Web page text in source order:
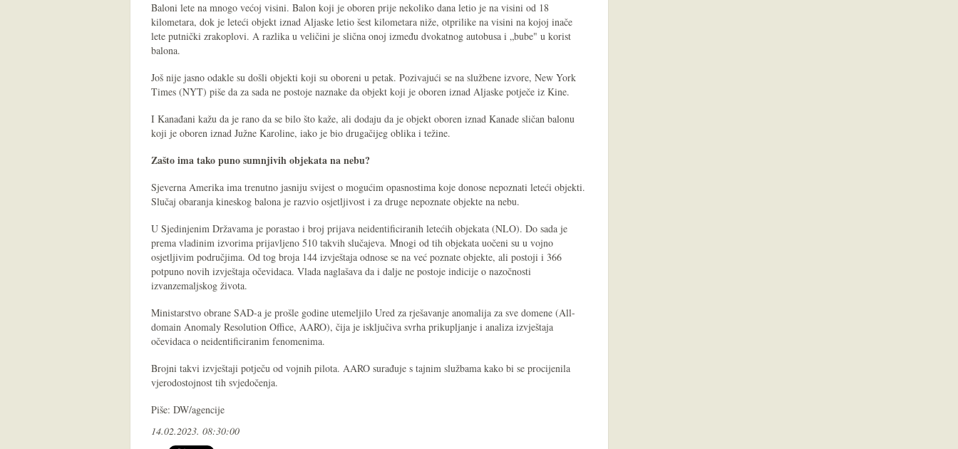
Baloni lete na mnogo većoj visini. Balon koji je oboren prije nekoliko dana letio je na visini od 18
kilometara, dok je leteći objekt iznad Aljaske letio šest kilometara niže, otprilike na visini na kojoj inače
lete putnički zrakoplovi. A razlika u veličini je slična onoj između dvokatnog autobusa i „bube" u korist
balona.
Još nije jasno odakle su došli objekti koji su oboreni u petak. Pozivajući se na službene izvore, New York
Times (NYT) piše da za sada ne postoje naznake da objekt koji je oboren iznad Aljaske potječe iz Kine.
I Kanađani kažu da je rano da se bilo što kaže, ali dodaju da je objekt oboren iznad Kanade sličan balonu
koji je oboren iznad Južne Karoline, iako je bio drugačijeg oblika i težine.
Zašto ima tako puno sumnjivih objekata na nebu?
Sjeverna Amerika ima trenutno jasniju svijest o mogućim opasnostima koje donose nepoznati leteći objekti.
Slučaj obaranja kineskog balona je razvio osjetljivost i za druge nepoznate objekte na nebu.
U Sjedinjenim Državama je porastao i broj prijava neidentificiranih letećih objekata (NLO). Do sada je
prema vladinim izvorima prijavljeno 510 takvih slučajeva. Mnogi od tih objekata uočeni su u vojno
osjetljivim područjima. Od tog broja 144 izvještaja odnose se na već poznate objekte, ali postoji i 366
potpuno novih izvještaja očevidaca. Vlada naglašava da i dalje ne postoje indicije o nazočnosti
izvanzemaljskog života.
Ministarstvo obrane SAD-a je prošle godine utemeljilo Ured za rješavanje anomalija za sve domene (All-
domain Anomaly Resolution Office, AARO), čija je isključiva svrha prikupljanje i analiza izvještaja
očevidaca o neidentificiranim fenomenima.
Brojni takvi izvještaji potječu od vojnih pilota. AARO surađuje s tajnim službama kako bi se procijenila
vjerodostojnost tih svjedočenja.
Piše: DW/agencije
14.02.2023. 08:30:00